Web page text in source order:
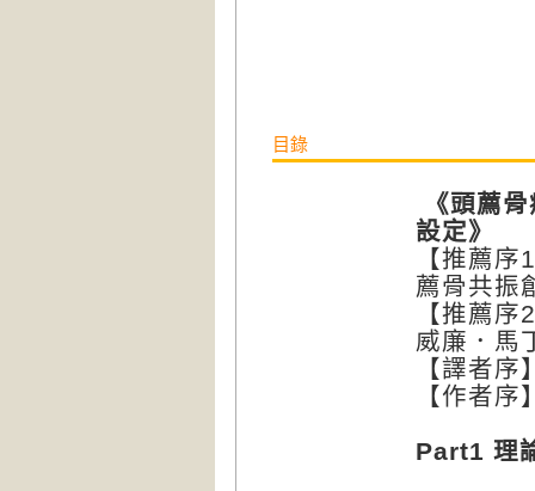
目錄
《頭薦
設定》
【推薦
薦骨共振
【推薦
威廉．馬
【譯者
【作者
Part1 理